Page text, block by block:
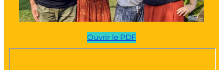
Ouvrir le PDF